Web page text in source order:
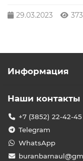
29.03.2023
Информация
Наши контакты
+7 (3852) 22-42-45
Telegram
WhatsApp